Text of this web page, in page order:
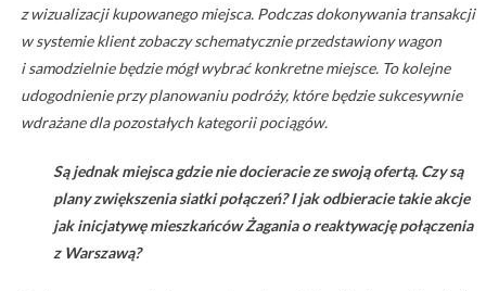
z wizualizacji kupowanego miejsca. Podczas dokonywania transakcji
w systemie klient zobaczy schematycznie przedstawiony wagon
i samodzielnie będzie mógł wybrać konkretne miejsce. To kolejne
udogodnienie przy planowaniu podróży, które będzie sukcesywnie
wdrażane dla pozostałych kategorii pociągów.
Są jednak miejsca gdzie nie docieracie ze swoją ofertą. Czy są
plany zwiększenia siatki połączeń? I jak odbieracie takie akcje
jak inicjatywę mieszkańców Żagania o reaktywację połączenia
z Warszawą?